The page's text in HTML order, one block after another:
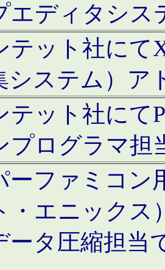
エディタシス
テット社にて
システム）ア
テット社にて
プログラマ担
ーファミコン
・エニックス
ータ圧縮担当